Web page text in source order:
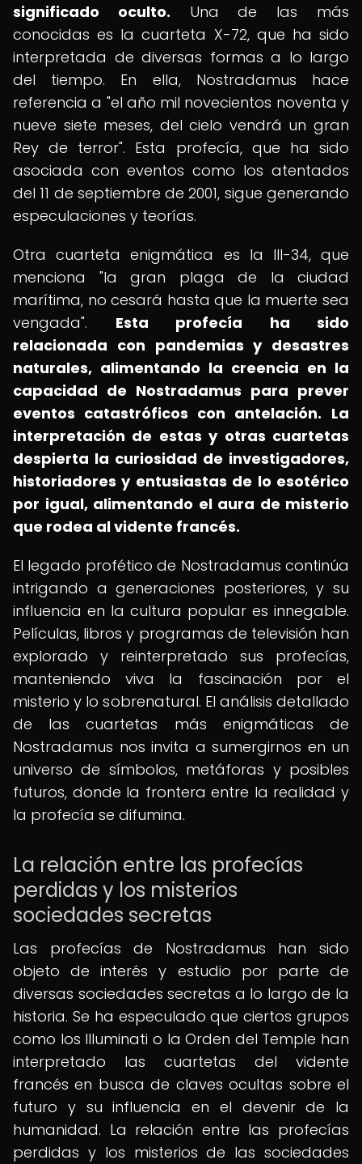
significado oculto. Una de las más
conocidas es la cuarteta X-72, que ha sido
interpretada de diversas formas a lo largo
del tiempo. En ella, Nostradamus hace
referencia a "el año mil novecientos noventa y
nueve siete meses, del cielo vendrá un gran
Rey de terror". Esta profecía, que ha sido
asociada con eventos como los atentados
del 11 de septiembre de 2001, sigue generando
especulaciones y teorías.
Otra cuarteta enigmática es la III-34, que
menciona "la gran plaga de la ciudad
marítima, no cesará hasta que la muerte sea
vengada". Esta profecía ha sido
relacionada con pandemias y desastres
naturales, alimentando la creencia en la
capacidad de Nostradamus para prever
eventos catastróficos con antelación. La
interpretación de estas y otras cuartetas
despierta la curiosidad de investigadores,
historiadores y entusiastas de lo esotérico
por igual, alimentando el aura de misterio
que rodea al vidente francés.
El legado profético de Nostradamus continúa
intrigando a generaciones posteriores, y su
influencia en la cultura popular es innegable.
Películas, libros y programas de televisión han
explorado y reinterpretado sus profecías,
manteniendo viva la fascinación por el
misterio y lo sobrenatural. El análisis detallado
de las cuartetas más enigmáticas de
Nostradamus nos invita a sumergirnos en un
universo de símbolos, metáforas y posibles
futuros, donde la frontera entre la realidad y
la profecía se difumina.
La relación entre las profecías
perdidas y los misterios
sociedades secretas
Las profecías de Nostradamus han sido
objeto de interés y estudio por parte de
diversas sociedades secretas a lo largo de la
historia. Se ha especulado que ciertos grupos
como los Illuminati o la Orden del Temple han
interpretado las cuartetas del vidente
francés en busca de claves ocultas sobre el
futuro y su influencia en el devenir de la
humanidad. La relación entre las profecías
perdidas y los misterios de las sociedades